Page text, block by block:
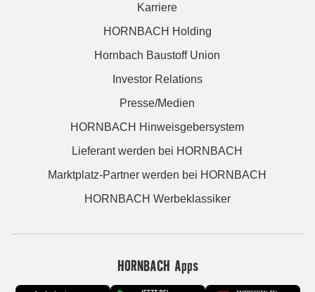
Karriere
HORNBACH Holding
Hornbach Baustoff Union
Investor Relations
Presse/Medien
HORNBACH Hinweisgebersystem
Lieferant werden bei HORNBACH
Marktplatz-Partner werden bei HORNBACH
HORNBACH Werbeklassiker
HORNBACH Apps